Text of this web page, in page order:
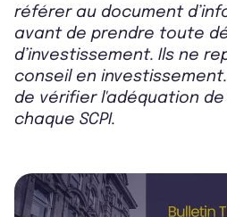
référer au document
avant de prendre toute
d’investissement. Ils ne
conseil en
de vérifier l'adéquation
chaque SCPI.